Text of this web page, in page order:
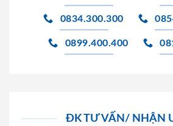
0834.300.300
0899.400.400
ĐK TƯ VẤN/ NHẬN